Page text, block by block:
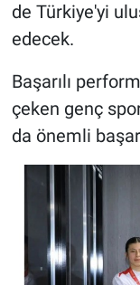
de Türkiye'yi
edecek.
Başarılı
çeken genç
da önemli